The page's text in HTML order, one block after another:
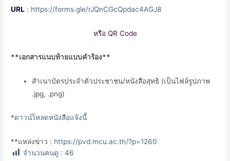
URL : https://forms.gle/rJQnCGcQpdac4AGJ8
หรือ QR Code
**เอกสารแนบท้ายแบบคำร้อง**
สำเนาบัตรประจำตัวประชาชน/หนังสือสุทธิ (เป็นไฟล์รูปภาพ
.jpg, .png)
*ดาวน์โหลดหนังสือแจ้งนี้
**แหล่งข่าว : https://pvd.mcu.ac.th/?p=1260
จำนวนคนดู : 46